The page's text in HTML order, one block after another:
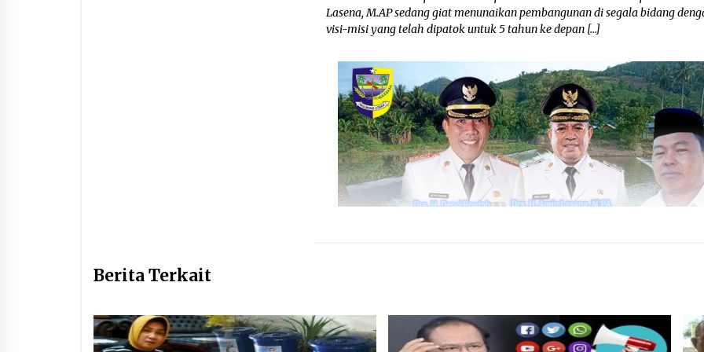
Lasena, M.AP sedang giat menunaikan pembangunan di segala bidang
visi-misi yang telah dipatok untuk 5 tahun ke depan […]
Berita Terkait